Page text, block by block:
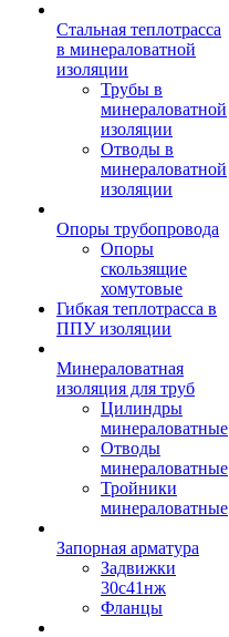
Стальная теплотрасса
в минераловатной
изоляции
Трубы в
минераловатной
изоляции
Отводы в
минераловатной
изоляции
Опоры трубопровода
Опоры
скользящие
хомутовые
Гибкая теплотрасса в
ППУ изоляции
Минераловатная
изоляция для труб
Цилиндры
минераловатные
Отводы
минераловатные
Тройники
минераловатные
Запорная арматура
Задвижки
30с41нж
Фланцы